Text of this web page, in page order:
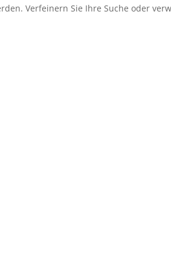
Verfeinern Sie Ihre Suche oder